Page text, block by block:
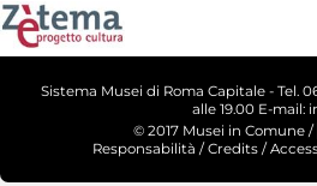
Sistema Musei di Roma Capitale - Tel.
alle 19.00 E-
© 2017 Musei in Comune /
Responsabilità / Credits /